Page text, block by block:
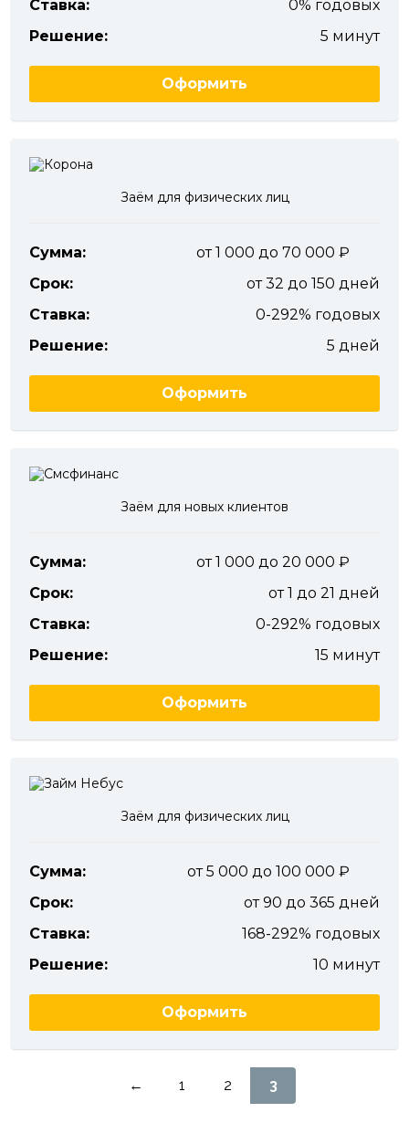
Ставка:
0% годовых
Решение:
5 минут
Оформить
Заём для физических лиц
Сумма:
от 1 000 до 70 000
Срок:
от 32 до 150 дней
Ставка:
0-292% годовых
Решение:
5 дней
Оформить
Заём для новых клиентов
Сумма:
от 1 000 до 20 000
Срок:
от 1 до 21 дней
Ставка:
0-292% годовых
Решение:
15 минут
Оформить
Заём для физических лиц
Сумма:
от 5 000 до 100 000
Срок:
от 90 до 365 дней
Ставка:
168-292% годовых
Решение:
10 минут
Оформить
← 1 2 3